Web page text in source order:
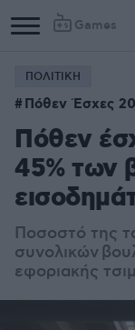
Games
ΠΟΛΙΤΙΚΗ
Πόθεν Έσχες
Πόθεν
45% των
Ποσοστό της
συνολικών
εφοριακής